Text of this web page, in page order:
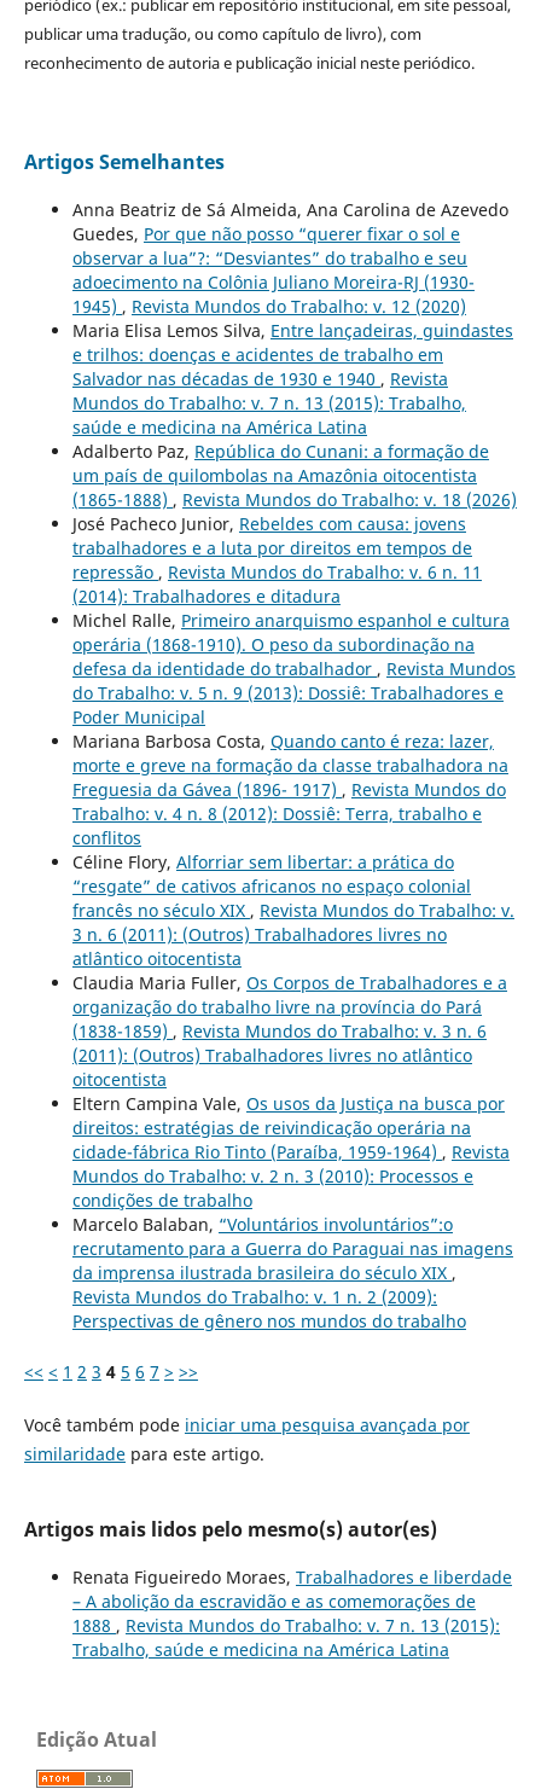
periódico (ex.: publicar em repositório institucional, em site pessoal,
publicar uma tradução, ou como capítulo de livro), com
reconhecimento de autoria e publicação inicial neste periódico.
Artigos Semelhantes
Anna Beatriz de Sá Almeida, Ana Carolina de Azevedo
Guedes, Por que não posso “querer fixar o sol e
observar a lua”?: “Desviantes” do trabalho e seu
adoecimento na Colônia Juliano Moreira-RJ (1930-
1945) , Revista Mundos do Trabalho: v. 12 (2020)
Maria Elisa Lemos Silva, Entre lançadeiras, guindastes
e trilhos: doenças e acidentes de trabalho em
Salvador nas décadas de 1930 e 1940 , Revista
Mundos do Trabalho: v. 7 n. 13 (2015): Trabalho,
saúde e medicina na América Latina
Adalberto Paz, República do Cunani: a formação de
um país de quilombolas na Amazônia oitocentista
(1865-1888) , Revista Mundos do Trabalho: v. 18 (2026)
José Pacheco Junior, Rebeldes com causa: jovens
trabalhadores e a luta por direitos em tempos de
repressão , Revista Mundos do Trabalho: v. 6 n. 11
(2014): Trabalhadores e ditadura
Michel Ralle, Primeiro anarquismo espanhol e cultura
operária (1868-1910). O peso da subordinação na
defesa da identidade do trabalhador , Revista Mundos
do Trabalho: v. 5 n. 9 (2013): Dossiê: Trabalhadores e
Poder Municipal
Mariana Barbosa Costa, Quando canto é reza: lazer,
morte e greve na formação da classe trabalhadora na
Freguesia da Gávea (1896- 1917) , Revista Mundos do
Trabalho: v. 4 n. 8 (2012): Dossiê: Terra, trabalho e
conflitos
Céline Flory, Alforriar sem libertar: a prática do
“resgate” de cativos africanos no espaço colonial
francês no século XIX , Revista Mundos do Trabalho: v.
3 n. 6 (2011): (Outros) Trabalhadores livres no
atlântico oitocentista
Claudia Maria Fuller, Os Corpos de Trabalhadores e a
organização do trabalho livre na província do Pará
(1838-1859) , Revista Mundos do Trabalho: v. 3 n. 6
(2011): (Outros) Trabalhadores livres no atlântico
oitocentista
Eltern Campina Vale, Os usos da Justiça na busca por
direitos: estratégias de reivindicação operária na
cidade-fábrica Rio Tinto (Paraíba, 1959-1964) , Revista
Mundos do Trabalho: v. 2 n. 3 (2010): Processos e
condições de trabalho
Marcelo Balaban, “Voluntários involuntários”:o
recrutamento para a Guerra do Paraguai nas imagens
da imprensa ilustrada brasileira do século XIX ,
Revista Mundos do Trabalho: v. 1 n. 2 (2009):
Perspectivas de gênero nos mundos do trabalho
<< < 1 2 3 4 5 6 7 > >>
Você também pode iniciar uma pesquisa avançada por
similaridadepara este artigo.
Artigos mais lidos pelo mesmo(s) autor(es)
Renata Figueiredo Moraes, Trabalhadores e liberdade
– A abolição da escravidão e as comemorações de
1888 , Revista Mundos do Trabalho: v. 7 n. 13 (2015):
Trabalho, saúde e medicina na América Latina
Edição Atual